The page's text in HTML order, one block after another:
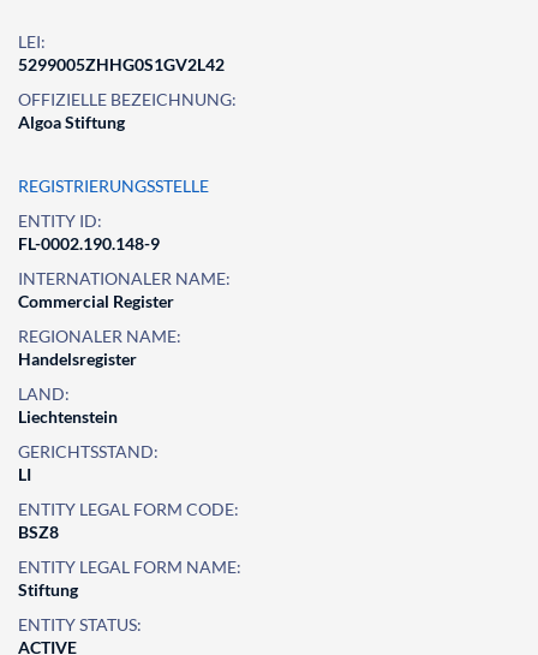
LEI:
5299005ZHHG0S1GV2L42
OFFIZIELLE BEZEICHNUNG:
Algoa Stiftung
REGISTRIERUNGSSTELLE
ENTITY ID:
FL-0002.190.148-9
INTERNATIONALER NAME:
Commercial Register
REGIONALER NAME:
Handelsregister
LAND:
Liechtenstein
GERICHTSSTAND:
LI
ENTITY LEGAL FORM CODE:
BSZ8
ENTITY LEGAL FORM NAME:
Stiftung
ENTITY STATUS:
ACTIVE